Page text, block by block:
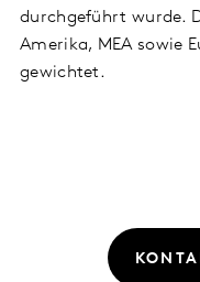
durchgeführt wurde.
Amerika, MEA sowie
gewichtet.